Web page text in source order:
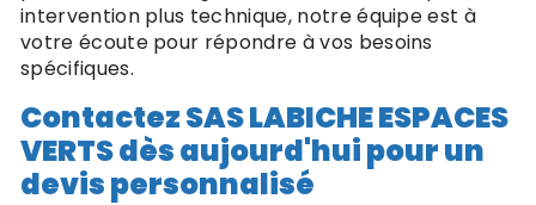
intervention plus technique, notre équipe est à
votre écoute pour répondre à vos besoins
spécifiques.
Contactez SAS LABICHE ESPACES
VERTS dès aujourd'hui pour un
devis personnalisé